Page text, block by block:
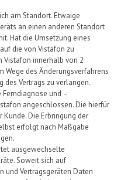
am Standort.Etwaige
an einen anderen Standort
.Hat die Umsetzung eines
die von Vistafon zu
Vistafon innerhalb von 2
Wege des Änderungsverfahrens
des Vertrags zu verlangen.
und –
angeschlossen. Die hierfür
Kunde. Die Erbringung der
erfolgt nach Maßgabe
ausgewechselte
. Soweit sich auf
und Vertragsgeräten Daten